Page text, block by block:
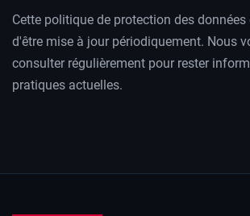
Cette politique de protection des
d'être mise à jour périodiquement. Nous
consulter régulièrement pour rester
pratiques actuelles.